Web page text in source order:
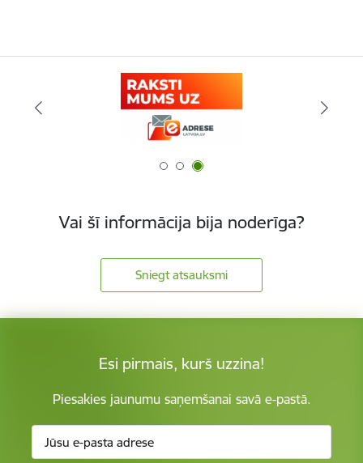
Vai šī informācija bija noderīga?
Sniegt atsauksmi
Esi pirmais, kurš uzzina!
Piesakies jaunumu saņemšanai savā e-pastā.